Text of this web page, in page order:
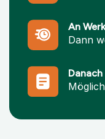
An
Dann